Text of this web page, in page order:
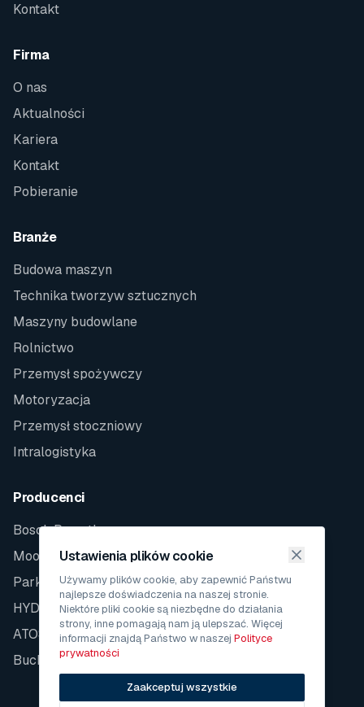
Kontakt
Firma
O nas
Aktualności
Kariera
Kontakt
Pobieranie
Branże
Budowa maszyn
Technika tworzyw sztucznych
Maszyny budowlane
Rolnictwo
Przemysł spożywczy
Motoryzacja
Przemysł stoczniowy
Intralogistyka
Producenci
Bosch Rexroth
Moog
Parker
HYDAC
ATOS
Bucher
Ustawienia plików cookie
Używamy plików cookie, aby zapewnić Państwu
najlepsze doświadczenia na naszej stronie.
Niektóre pliki cookie są niezbędne do działania
strony, inne pomagają nam ją ulepszać. Więcej
informacji znajdą Państwo w naszej Polityce
prywatności
Zaakceptuj wszystkie